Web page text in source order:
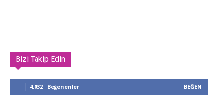
Bizi Takip Edin
4,032 Beğenenler BEĞEN